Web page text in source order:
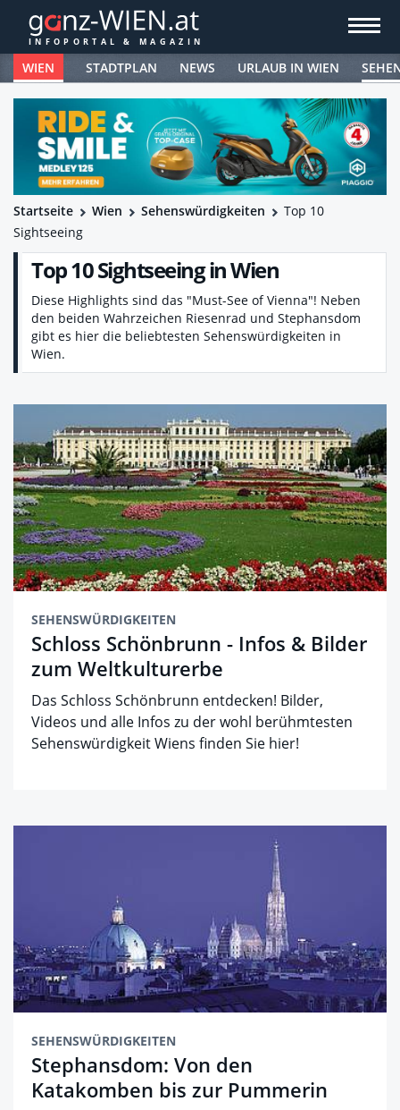
WIEN STADTPLAN NEWS URLAUB IN WIEN
Startseite Wien Sehenswürdigkeiten
Top 10
Sightseeing
Top 10 Sightseeing in Wien
Diese Highlights sind das "Must-See of Vienna"! Neben
den beiden Wahrzeichen Riesenrad und Stephansdom
gibt es hier die beliebtesten Sehenswürdigkeiten in
Wien.
SEHENSWÜRDIGKEITEN
Schloss Schönbrunn - Infos & Bilder
zum Weltkulturerbe
Das Schloss Schönbrunn entdecken! Bilder,
Videos und alle Infos zu der wohl berühmtesten
Sehenswürdigkeit Wiens finden Sie hier!
SEHENSWÜRDIGKEITEN
Stephansdom: Von den
Katakomben bis zur Pummerin